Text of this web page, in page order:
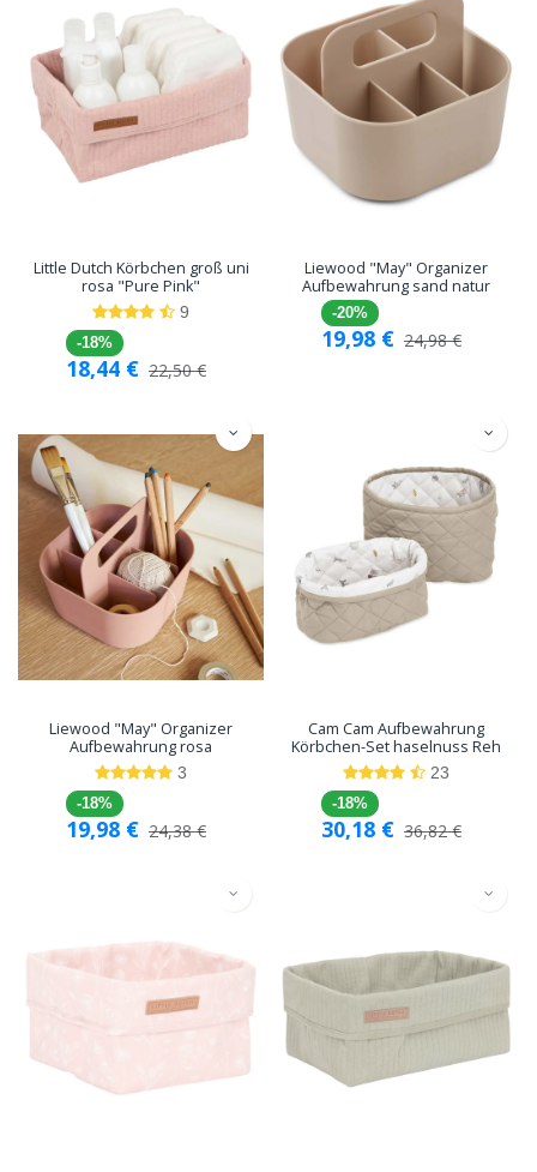
Little Dutch Körbchen groß uni
rosa "Pure Pink"
9
-18%
18,44 € 22,50€
Liewood "May" Organizer
Aufbewahrung sand natur
-20%
19,98 € 24,98€
Liewood "May" Organizer
Aufbewahrung rosa
3
-18%
19,98 € 24,38€
Cam Cam Aufbewahrung
Körbchen-Set haselnuss Reh
23
-18%
30,18 € 36,82€